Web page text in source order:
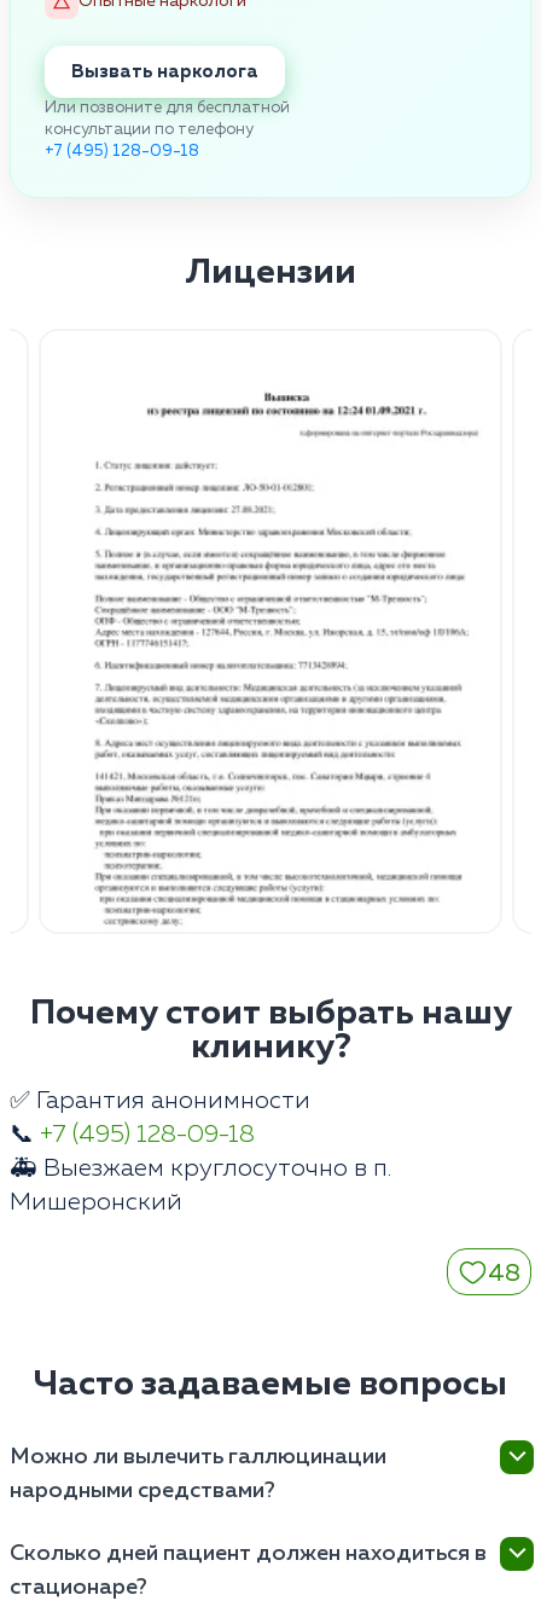
Вызвать нарколога
Или позвоните для бесплатной
консультации по телефону
+7 (495) 128-09-18
Лицензии
Почему стоит выбрать нашу
клинику?
✅ Гарантия анонимности
📞 +7 (495) 128-09-18
🚑 Выезжаем круглосуточно в п.
Мишеронский
48
Часто задаваемые вопросы
Можно ли вылечить галлюцинации
народными средствами?
сбоя в биохимии мозга. Самолечение приводит к
потере времени и необратимым органическим
Сколько дней пациент должен находиться в
стационаре?